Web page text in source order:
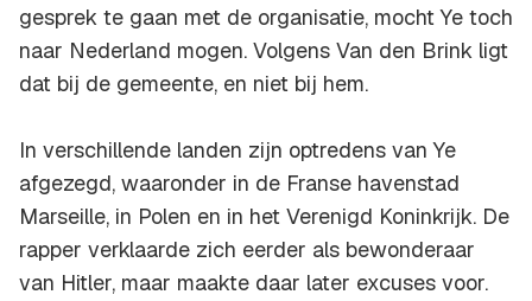
gesprek te gaan met de organisatie, mocht Ye toch
naar Nederland mogen. Volgens Van den Brink ligt
dat bij de gemeente, en niet bij hem.
In verschillende landen zijn optredens van Ye
afgezegd, waaronder in de Franse havenstad
Marseille, in Polen en in het Verenigd Koninkrijk. De
rapper verklaarde zich eerder als bewonderaar
van Hitler, maar maakte daar later excuses voor.